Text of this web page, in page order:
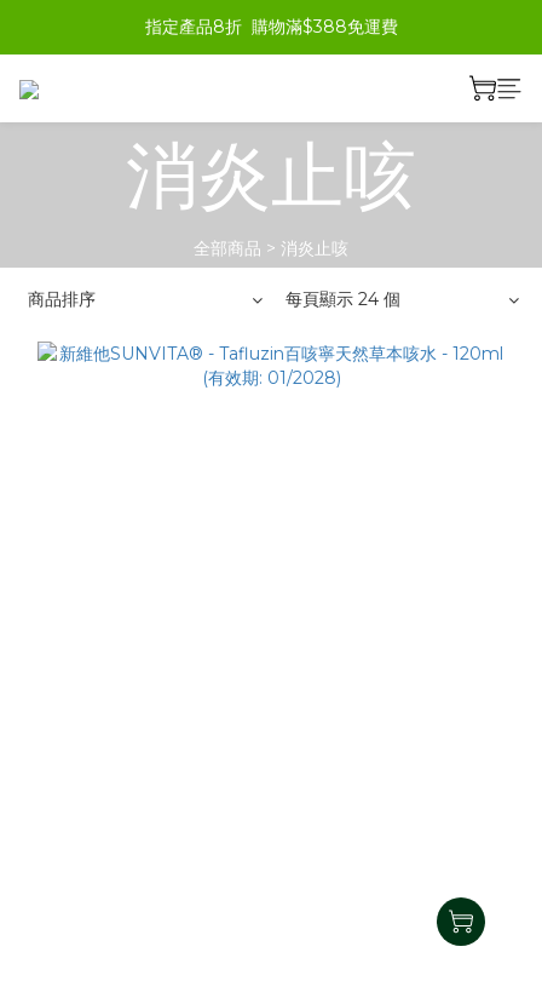
指定產品8折  購物滿$388免運費
消炎止咳
全部商品 > 消炎止咳
商品排序 每頁顯示 24 個